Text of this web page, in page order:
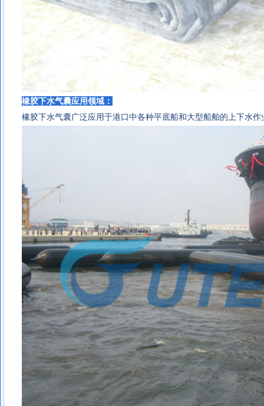
橡胶下水气囊应用领域：
橡胶下水气囊广泛应用于港口中各种平底船和大型船舶的上下水作